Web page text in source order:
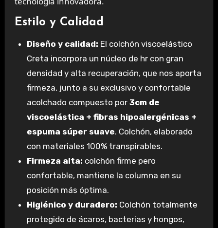
Estilo y Calidad
Diseño y calidad: El colchón viscoelástico
Creta incorpora un núcleo de hr con gran
densidad y alta recuperación, que nos aporta
firmeza, junto a su exclusivo y confortable
acolchado compuesto por3cm de
viscoelástica + fibras hipoalergénicas +
espuma súper suave. Colchón, elaborado
con materiales 100% transpirables.
Firmeza alta: colchón firme pero
confortable, mantiene la columna en su
posición más óptima.
Higiénico y duradero: Colchón totalmente
protegido de ácaros, bacterias y hongos,